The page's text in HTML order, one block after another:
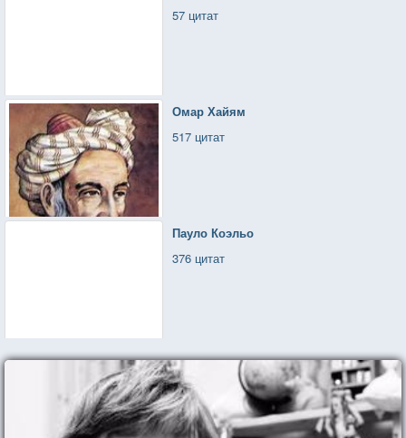
57 цитат
Омар Хайям
517 цитат
Пауло Коэльо
376 цитат